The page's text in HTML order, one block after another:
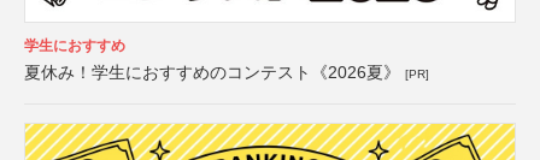
学生におすすめ
夏休み！学生におすすめのコンテスト《2026夏》 [PR]